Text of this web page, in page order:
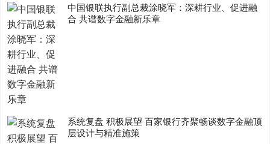
中国银联执行副总裁涂晓军：深耕行业、促进融
合 共谱数字金融新乐章
系统复盘 积极展望 百家银行齐聚畅谈数字金融顶
层设计与精准施策